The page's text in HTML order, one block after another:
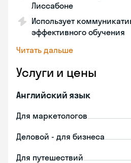
Лиссабоне
Использует
эффективного обучения
Читать дальше
Услуги и цены
Английский язык
Для маркетологов
Деловой - для бизнеса
Для путешествий